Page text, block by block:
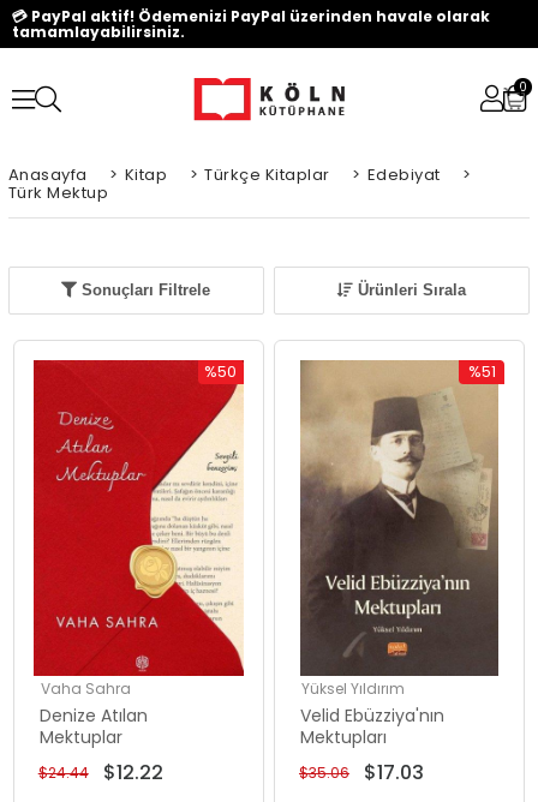
💳 PayPal aktif! Ödemenizi PayPal üzerinden havale olarak
tamamlayabilirsiniz.
0
Anasayfa > Kitap > Türkçe Kitaplar > Edebiyat >
Türk Mektup
Sonuçları Filtrele Ürünleri Sırala
Vaha Sahra
Denize Atılan
Mektuplar
$12.22
$24.44
%50
İndirim
%50İndirim
Yüksel Yıldırım
Velid Ebüzziya'nın
Mektupları
$17.03
$35.06
%51